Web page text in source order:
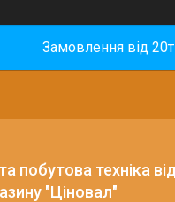
Замовлення від
побутова техніка від
"Ціновал"